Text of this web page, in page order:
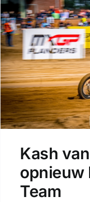
Kash
opnieuw
Team